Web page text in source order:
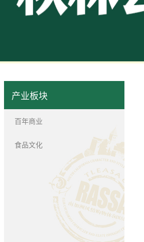
百年商业
产业板块
百年商业
食品文化